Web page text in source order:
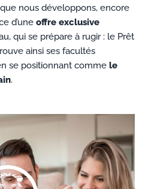
nous développons, encore
d’une offre exclusive
qui se prépare à rugir : le Prêt
ainsi ses facultés
se positionnant comme le
.